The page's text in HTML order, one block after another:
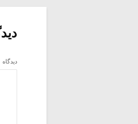
دیدگاه